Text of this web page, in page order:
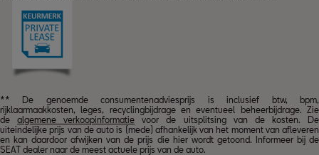
** De genoemde consumentenadviesprijs is inclusief btw, bpm,
rijklaarmaakkosten, leges, recyclingbijdrage en eventueel beheerbijdrage. Zie
dealgemene verkoopinformatie voor de uitsplitsing van de kosten. De
uiteindelijke prijs van de auto is (mede) afhankelijk van het moment van afleveren
en kan daardoor afwijken van de prijs die hier wordt getoond. Informeer bij de
SEAT dealer naar de meest actuele prijs van de auto.